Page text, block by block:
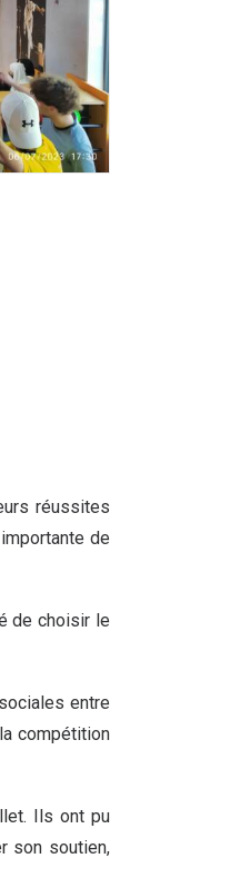
réussites
de
de choisir le
entre
compétition
Ils ont pu
son soutien,